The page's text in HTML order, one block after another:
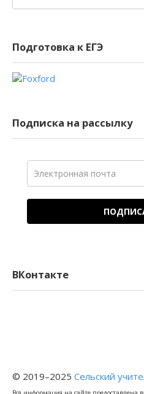
Подготовка к ЕГЭ
Подписка на рассылку
ВКонтакте
© 2019–2025 Сельский